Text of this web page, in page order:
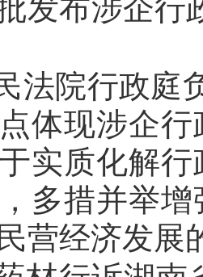
发布涉企行
法院行政庭
体现涉企
实质化解
多措并举
营经济发展